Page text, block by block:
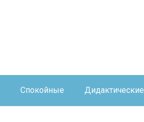
Спокойные Дидактические